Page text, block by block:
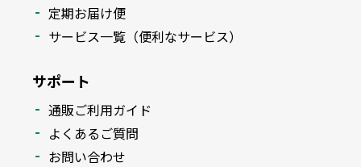
定期お届け便
サービス一覧（便利なサービス）
サポート
通販ご利用ガイド
よくあるご質問
お問い合わせ